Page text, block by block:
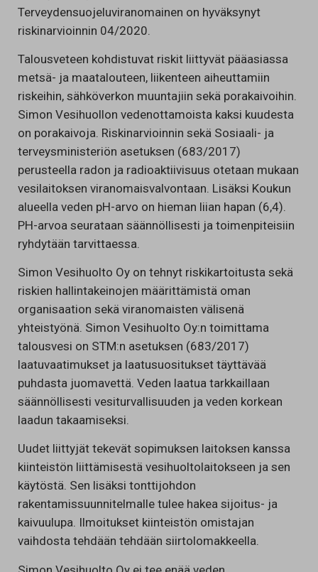
Terveydensuojeluviranomainen on hyväksynyt
riskinarvioinnin 04/2020.
Talousveteen kohdistuvat riskit liittyvät pääasiassa
metsä- ja maatalouteen, liikenteen aiheuttamiin
riskeihin, sähköverkon muuntajiin sekä porakaivoihin.
Simon Vesihuollon vedenottamoista kaksi kuudesta
on porakaivoja. Riskinarvioinnin sekä Sosiaali- ja
terveysministeriön asetuksen (683/2017)
perusteella radon ja radioaktiivisuus otetaan mukaan
vesilaitoksen viranomaisvalvontaan. Lisäksi Koukun
alueella veden pH-arvo on hieman liian hapan (6,4).
PH-arvoa seurataan säännöllisesti ja toimenpiteisiin
ryhdytään tarvittaessa.
Simon Vesihuolto Oy on tehnyt riskikartoitusta sekä
riskien hallintakeinojen määrittämistä oman
organisaation sekä viranomaisten välisenä
yhteistyönä. Simon Vesihuolto Oy:n toimittama
talousvesi on STM:n asetuksen (683/2017)
laatuvaatimukset ja laatusuositukset täyttävää
puhdasta juomavettä. Veden laatua tarkkaillaan
säännöllisesti vesiturvallisuuden ja veden korkean
laadun takaamiseksi.
Uudet liittyjät tekevät sopimuksen laitoksen kanssa
kiinteistön liittämisestä vesihuoltolaitokseen ja sen
käytöstä. Sen lisäksi tonttijohdon
rakentamissuunnitelmalle tulee hakea sijoitus- ja
kaivuulupa. Ilmoitukset kiinteistön omistajan
vaihdosta tehdään tehdään siirtolomakkeella.